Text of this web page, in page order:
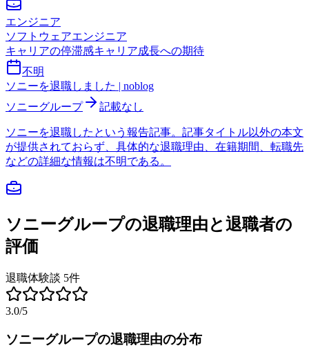
エンジニア
ソフトウェアエンジニア
キャリアの停滞感キャリア成長への期待
不明
ソニーを退職しました | noblog
ソニーグループ
記載なし
ソニーを退職したという報告記事。記事タイトル以外の本文
が提供されておらず、具体的な退職理由、在籍期間、転職先
などの詳細な情報は不明である。
ソニーグループの退職理由と退職者の
評価
退職体験談 5件
3.0/5
ソニーグループの退職理由の分布